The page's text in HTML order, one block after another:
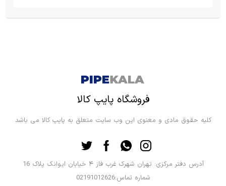
فروشگاه پایپ کالا
کلیه حقوق مادی و معنوی این وب سایت متعلق به پایپ کالا می باشد
آدرس دفتر مرکزی: تهران شهرک غرب فاز ۴ خیابان ایوانک پلاک 16
شماره تماس:02191012626